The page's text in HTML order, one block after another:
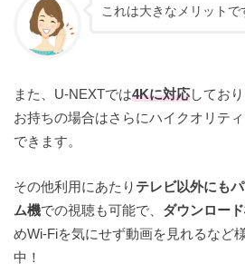
これは大きなメリットで
また、U-NEXTでは4Kに対応してお
お持ちの場合はさらにハイクオリテ
できます。
その他利用にあたり テレビ以外にも
ム機での視聴も可能で、 ダウンロー
めWi-Fiを気にせず動画を見れるなど
中！